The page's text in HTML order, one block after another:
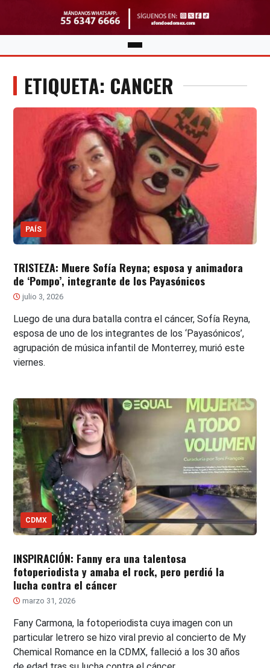
ETIQUETA: CANCER
PAÍS
TRISTEZA: Muere Sofía Reyna; esposa y animadora
de ‘Pompo’, integrante de los Payasónicos
julio 3, 2026
Luego de una dura batalla contra el cáncer, Sofía Reyna,
esposa de uno de los integrantes de los ‘Payasónicos’,
agrupación de música infantil de Monterrey, murió este
viernes.
CDMX
INSPIRACIÓN: Fanny era una talentosa
fotoperiodista y amaba el rock, pero perdió la
lucha contra el cáncer
marzo 31, 2026
Fany Carmona, la fotoperiodista cuya imagen con un
particular letrero se hizo viral previo al concierto de My
Chemical Romance en la CDMX, falleció a los 30 años